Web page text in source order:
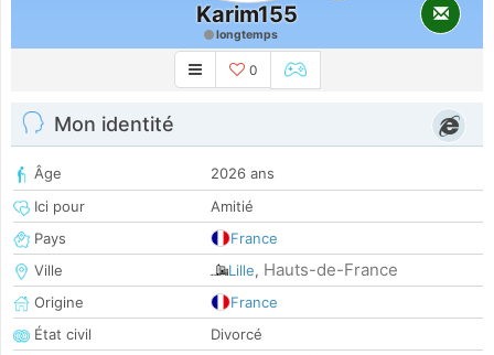
Karim155
longtemps
0
Mon identité
Âge
2026 ans
Ici pour
Amitié
Pays
France
Ville
Lille, Hauts-de-France
Origine
France
État civil
Divorcé